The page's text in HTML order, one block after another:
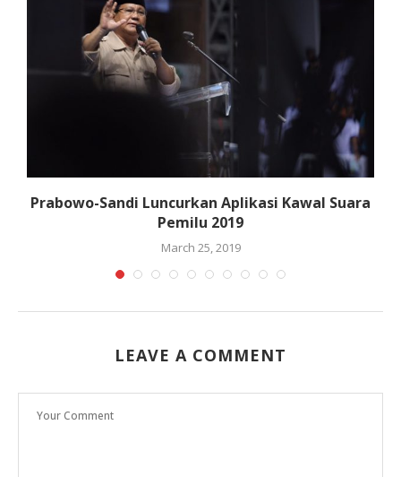
Prabowo-Sandi Luncurkan Aplikasi Kawal Suara
Pemilu 2019
March 25, 2019
LEAVE A COMMENT